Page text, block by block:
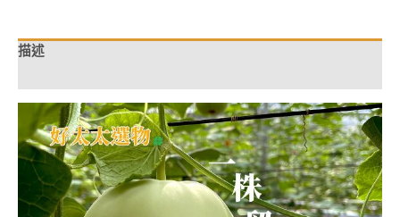
六
溫
善
種
「嘉
玉
美
濃
瓜」
量
描述